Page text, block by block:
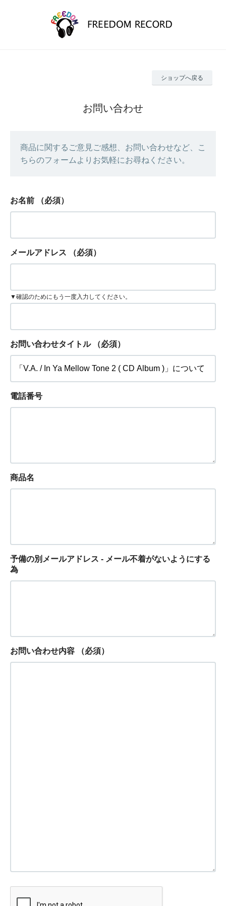
ショップへ戻る
お問い合わせ
商品に関するご意見ご感想、お問い合わせなど、こ
ちらのフォームよりお気軽にお尋ねください。
お名前 （必須）
メールアドレス （必須）
▼確認のためにもう一度入力してください。
お問い合わせタイトル （必須）
電話番号
商品名
予備の別メールアドレス - メール不着がないようにする
為
お問い合わせ内容 （必須）